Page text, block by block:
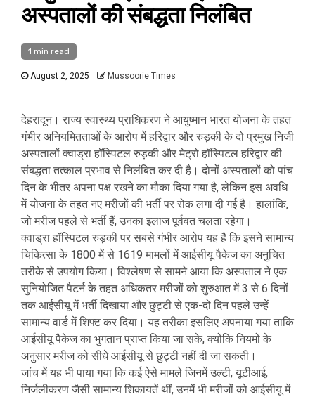
अस्पतालों की संबद्धता निलंबित
1 min read
August 2, 2025 Mussoorie Times
देहरादून। राज्य स्वास्थ्य प्राधिकरण ने आयुष्मान भारत योजना के तहत
गंभीर अनियमितताओं के आरोप में हरिद्वार और रुड़की के दो प्रमुख निजी
अस्पतालों क्वाड्रा हॉस्पिटल रुड़की और मेट्रो हॉस्पिटल हरिद्वार की
संबद्धता तत्काल प्रभाव से निलंबित कर दी है। दोनों अस्पतालों को पांच
दिन के भीतर अपना पक्ष रखने का मौका दिया गया है, लेकिन इस अवधि
में योजना के तहत नए मरीजों की भर्ती पर रोक लगा दी गई है। हालांकि,
जो मरीज पहले से भर्ती हैं, उनका इलाज पूर्ववत चलता रहेगा।
क्वाड्रा हॉस्पिटल रुड़की पर सबसे गंभीर आरोप यह है कि इसने सामान्य
चिकित्सा के 1800 में से 1619 मामलों में आईसीयू पैकेज का अनुचित
तरीके से उपयोग किया। विश्लेषण से सामने आया कि अस्पताल ने एक
सुनियोजित पैटर्न के तहत अधिकतर मरीजों को शुरुआत में 3 से 6 दिनों
तक आईसीयू में भर्ती दिखाया और छुट्टी से एक-दो दिन पहले उन्हें
सामान्य वार्ड में शिफ्ट कर दिया। यह तरीका इसलिए अपनाया गया ताकि
आईसीयू पैकेज का भुगतान प्राप्त किया जा सके, क्योंकि नियमों के
अनुसार मरीज को सीधे आईसीयू से छुट्टी नहीं दी जा सकती।
जांच में यह भी पाया गया कि कई ऐसे मामले जिनमें उल्टी, यूटीआई,
निर्जलीकरण जैसी सामान्य शिकायतें थीं, उनमें भी मरीजों को आईसीयू में